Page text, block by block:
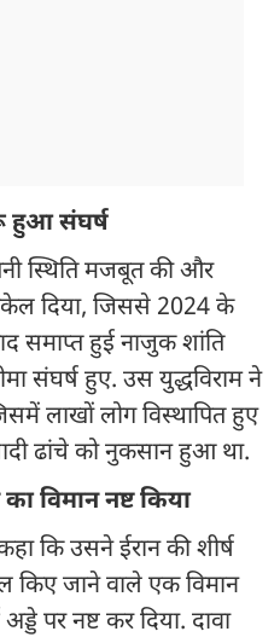
हुआ संघर्ष
स्थिति मजबूत की और
दिया, जिससे 2024 के
समाप्त हुई नाजुक शांति
संघर्ष हुए. उस युद्धविराम ने
लाखों लोग विस्थापित हुए
ढांचे को नुकसान हुआ था.
विमान नष्ट किया
कि उसने ईरान की शीर्ष
किए जाने वाले एक विमान
पर नष्ट कर दिया. दावा